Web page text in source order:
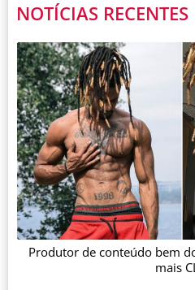
NOTÍCIAS RECENTES
Produtor de conteúdo bem
mais